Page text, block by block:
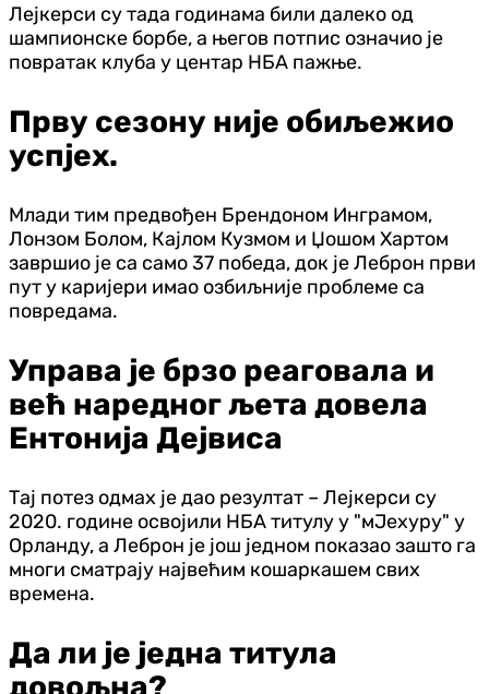
Лејкерси су тада годинама били далеко од
шампионске борбе, а његов потпис означио је
повратак клуба у центар НБА пажње.
Прву сезону није обиљежио
успјех.
Млади тим предвођен Брендоном Инграмом,
Лонзом Болом, Кајлом Кузмом и Џошом Хартом
завршио је са само 37 победа, док је Леброн први
пут у каријери имао озбиљније проблеме са
повредама.
Управа је брзо реаговала и
већ наредног љета довела
Ентонија Дејвиса
Тај потез одмах је дао резултат – Лејкерси су
2020. године освојили НБА титулу у "мЈехуру" у
Орланду, а Леброн је још једном показао зашто га
многи сматрају највећим кошаркашем свих
времена.
Да ли је једна титула
довољна?